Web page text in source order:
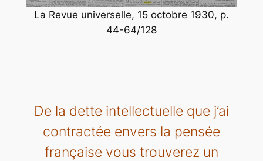
La Revue universelle, 15 octobre 1930, p.
44-64/128
De la dette intellectuelle que j’ai
contractée envers la pensée
française vous trouverez un